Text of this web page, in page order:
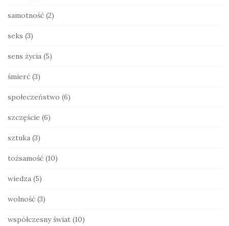
samotność (2)
seks (3)
sens życia (5)
śmierć (3)
społeczeństwo (6)
szczęście (6)
sztuka (3)
tożsamość (10)
wiedza (5)
wolność (3)
współczesny świat (10)